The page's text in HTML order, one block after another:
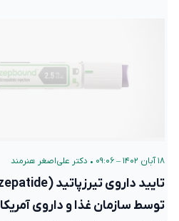
۱۸ آبان ۱۴۰۲ – ۰۹:۰۶ • دکتر علی‌اصغر هنرمند
توسط سازمان غذا و داروی آمریکا